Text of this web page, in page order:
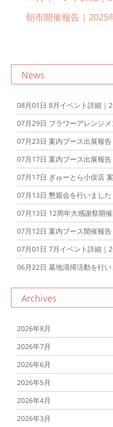
朝市開催報告｜2025
News
08月01日 8月イベント詳細｜
07月29日 フラワーアレンジメントとアフタヌー
07月23日 案内ブース出展報
07月17日 案内ブース出展報
07月17日 ぎゅーとら小俣店 案
07月13日 懇親会を行いまし
07月13日 12周年大感謝祭開
07月12日 案内ブース開催報
07月01日 7月イベント詳細｜
06月22日 墓地清掃活動を行
Archives
2026年8月
2026年7月
2026年6月
2026年5月
2026年4月
2026年3月